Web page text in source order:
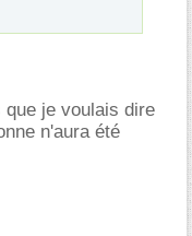
que je voulais dire
n'aura été